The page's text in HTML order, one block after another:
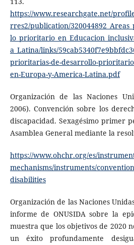
https://www.researchgate.net/
rres2/publication/
a_Latina/links/
prioritarias-de-desarrollo-
en-Europa-y-America-Latina.pdf
Organización de las Naciones
2006). Convención sobre los
discapacidad. Sexagésimo primer
Asamblea General mediante la
https://www.ohchr.org/es/
mechanisms/instruments/
disabilities
Organización de las Naciones
informe de ONUSIDA sobre la
muestra que los objetivos de 2020
un éxito profundamente